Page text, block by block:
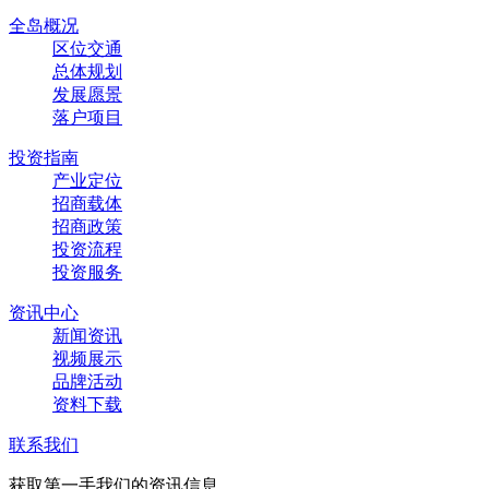
全岛概况
区位交通
总体规划
发展愿景
落户项目
投资指南
产业定位
招商载体
招商政策
投资流程
投资服务
资讯中心
新闻资讯
视频展示
品牌活动
资料下载
联系我们
获取第一手我们的资讯信息